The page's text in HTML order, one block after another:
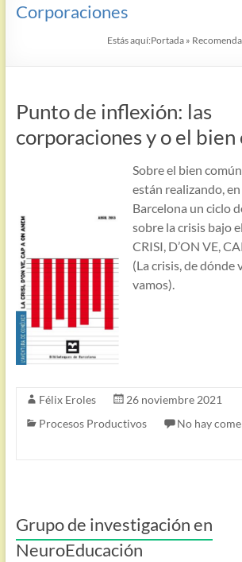
Corporaciones
Estás aquí:Portada »
Punto de inflexión: las
corporaciones y o el bien
Sobre el bien
están realizando,
Barcelona un ciclo
sobre la crisis bajo
CRISI, D’ON VE,
(La crisis, de dónde
vamos).
Félix Eroles
26 noviembre 2021
Procesos Productivos
No hay
Grupo de investigación en
NeuroEducación